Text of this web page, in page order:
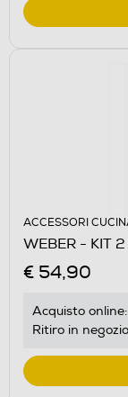
ACCESSORI
WEBER - KIT 2
€ 54,90
Acquisto online:
Ritiro in